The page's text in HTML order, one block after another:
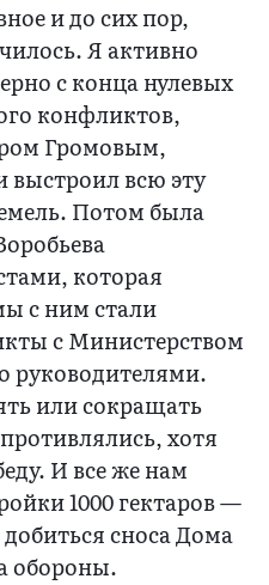
и до сих пор,
Я активно
с конца нулевых
конфликтов,
Громовым,
выстроил всю эту
Потом была
которая
с ним стали
с Министерством
руководителями.
или сокращать
хотя
И все же нам
1000 гектаров —
сноса Дома
обороны.